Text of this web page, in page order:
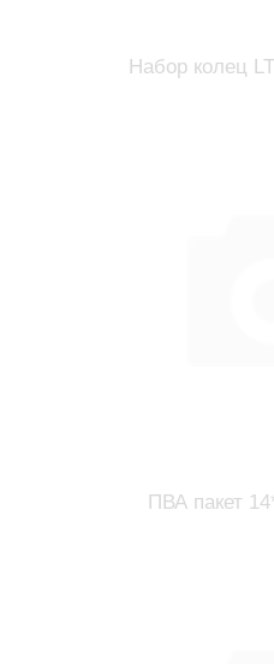
Набор колец
ПВА пакет